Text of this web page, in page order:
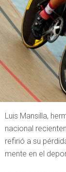
Luis Mansilla,
nacional
refirió a su
mente en el